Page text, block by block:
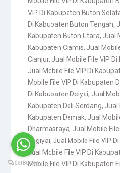
VIP Di Kabupaten Buton
Di Kabupaten Buton Tengah,
Kabupaten Buton Utara, Jual
Kabupaten Ciamis, Jual
Cianjur, Jual Mobile File VIP
Jual Mobile File VIP Di
Mobile File VIP Di Kabupaten
Di Kabupaten Deiyai, Jual
Kabupaten Deli Serdang, Jual
Kabupaten Demak, Jual
Dharmasraya, Jual Mobile
Dogiyai, Jual Mobile File VIP
Jual Mobile File VIP Di
Mobile File VIP Di Kabupaten